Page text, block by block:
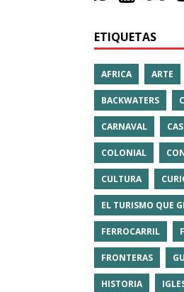
ETIQUETAS
AFRICA ARTE
BACKWATERS
CARNAVAL
COLONIAL
CULTURA
EL TURISMO QUE
FERROCARRIL
FRONTERAS
HISTORIA